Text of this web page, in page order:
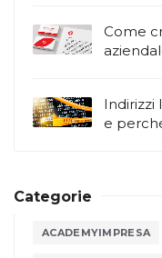
Come
Indirizzi
e
Categorie
ACADEMYIMPRESA